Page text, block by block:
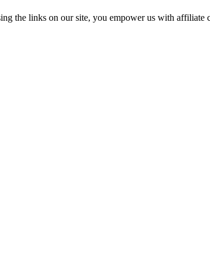
the links on our site, you empower us with affiliate